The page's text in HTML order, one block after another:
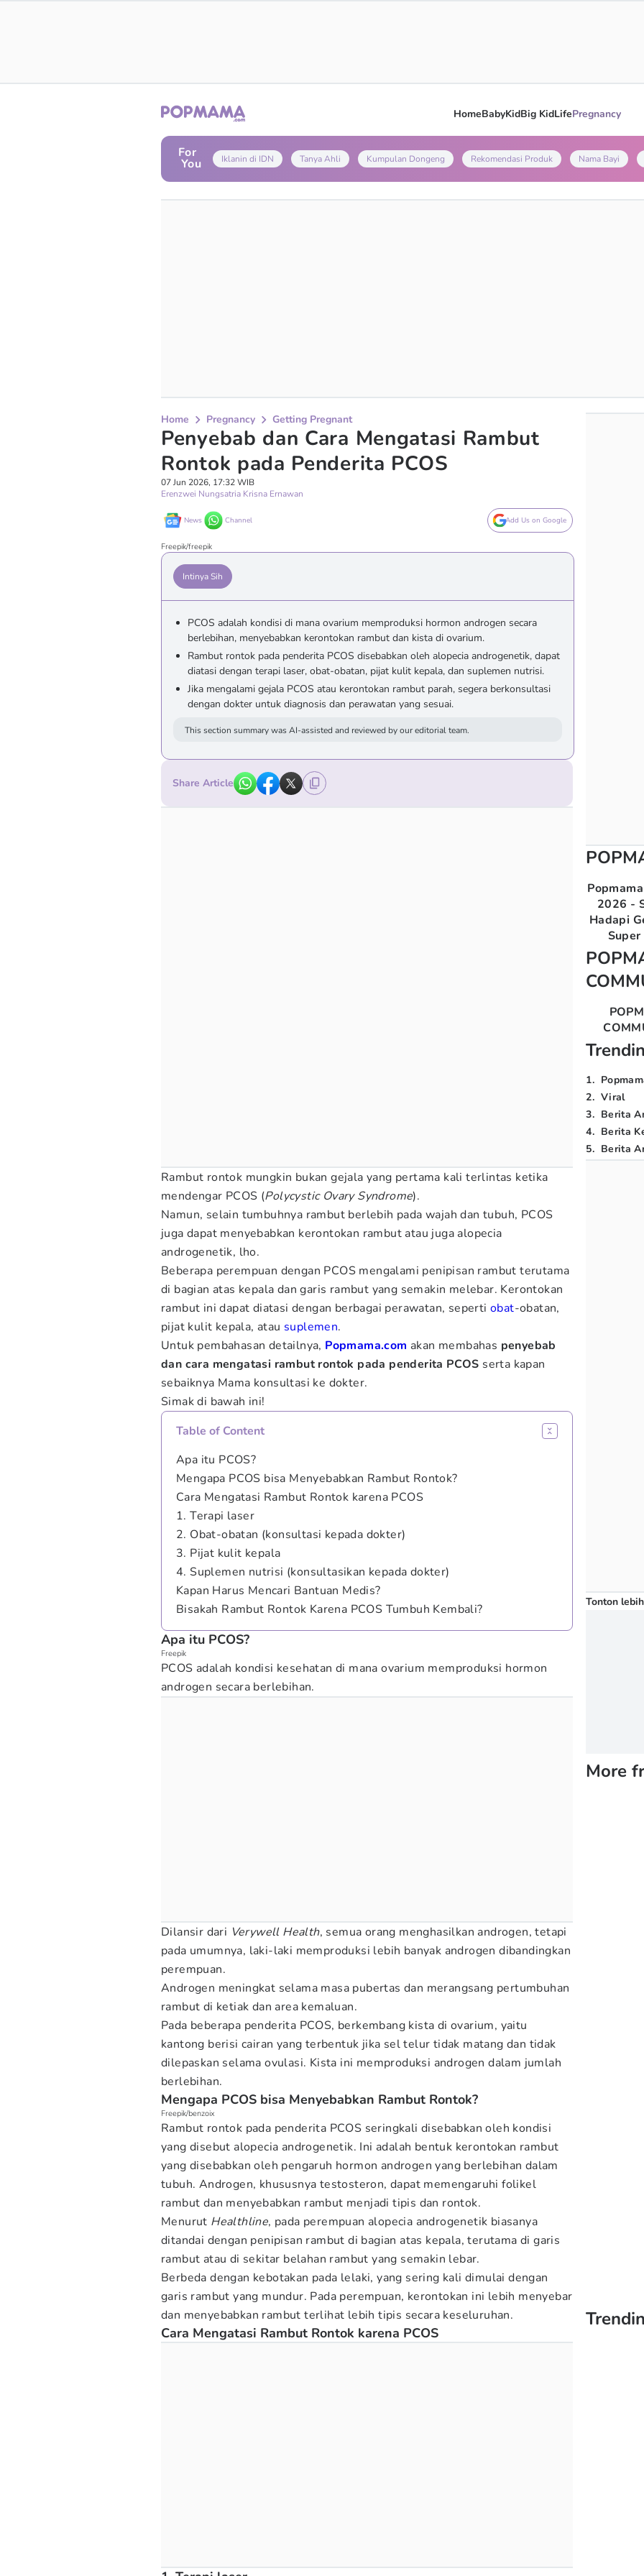
HomeBabyKidBig KidLifePregnancy
For
You Iklanin di IDN Tanya Ahli Kumpulan Dongeng Rekomendasi Produk Nama Bayi
Home Pregnancy Getting Pregnant
Penyebab dan Cara Mengatasi Rambut
Rontok pada Penderita PCOS
07 Jun 2026, 17:32 WIB
Erenzwei Nungsatria Krisna Ernawan
News Channel Add Us on Google
Freepik/freepik
Intinya Sih
PCOS adalah kondisi di mana ovarium memproduksi hormon androgen secara
berlebihan, menyebabkan kerontokan rambut dan kista di ovarium.
Rambut rontok pada penderita PCOS disebabkan oleh alopecia androgenetik, dapat
diatasi dengan terapi laser, obat-obatan, pijat kulit kepala, dan suplemen nutrisi.
Jika mengalami gejala PCOS atau kerontokan rambut parah, segera berkonsultasi
dengan dokter untuk diagnosis dan perawatan yang sesuai.
This section summary was AI-assisted and reviewed by our editorial team.
Share Article
Rambut rontok mungkin bukan gejala yang pertama kali terlintas ketika
mendengar PCOS (Polycystic Ovary Syndrome).
Namun, selain tumbuhnya rambut berlebih pada wajah dan tubuh, PCOS
juga dapat menyebabkan kerontokan rambut atau juga alopecia
androgenetik, lho.
Beberapa perempuan dengan PCOS mengalami penipisan rambut terutama
di bagian atas kepala dan garis rambut yang semakin melebar. Kerontokan
rambut ini dapat diatasi dengan berbagai perawatan, seperti obat-obatan,
pijat kulit kepala, atau suplemen.
Untuk pembahasan detailnya, Popmama.com akan membahas penyebab
dan cara mengatasi rambut rontok pada penderita PCOS serta kapan
sebaiknya Mama konsultasi ke dokter.
Simak di bawah ini!
Table of Content
Apa itu PCOS?
Mengapa PCOS bisa Menyebabkan Rambut Rontok?
Cara Mengatasi Rambut Rontok karena PCOS
1. Terapi laser
2. Obat-obatan (konsultasi kepada dokter)
3. Pijat kulit kepala
4. Suplemen nutrisi (konsultasikan kepada dokter)
Kapan Harus Mencari Bantuan Medis?
Bisakah Rambut Rontok Karena PCOS Tumbuh Kembali?
Apa itu PCOS?
Freepik
PCOS adalah kondisi kesehatan di mana ovarium memproduksi hormon
androgen secara berlebihan.
Dilansir dari Verywell Health, semua orang menghasilkan androgen, tetapi
pada umumnya, laki-laki memproduksi lebih banyak androgen dibandingkan
perempuan.
Androgen meningkat selama masa pubertas dan merangsang pertumbuhan
rambut di ketiak dan area kemaluan.
Pada beberapa penderita PCOS, berkembang kista di ovarium, yaitu
kantong berisi cairan yang terbentuk jika sel telur tidak matang dan tidak
dilepaskan selama ovulasi. Kista ini memproduksi androgen dalam jumlah
berlebihan.
Mengapa PCOS bisa Menyebabkan Rambut Rontok?
Freepik/benzoix
Rambut rontok pada penderita PCOS seringkali disebabkan oleh kondisi
yang disebut alopecia androgenetik. Ini adalah bentuk kerontokan rambut
yang disebabkan oleh pengaruh hormon androgen yang berlebihan dalam
tubuh. Androgen, khususnya testosteron, dapat memengaruhi folikel
rambut dan menyebabkan rambut menjadi tipis dan rontok.
Menurut Healthline, pada perempuan alopecia androgenetik biasanya
ditandai dengan penipisan rambut di bagian atas kepala, terutama di garis
rambut atau di sekitar belahan rambut yang semakin lebar.
Berbeda dengan kebotakan pada lelaki, yang sering kali dimulai dengan
garis rambut yang mundur. Pada perempuan, kerontokan ini lebih menyebar
dan menyebabkan rambut terlihat lebih tipis secara keseluruhan.
Cara Mengatasi Rambut Rontok karena PCOS
2026 -
Hadapi
1.
2. Viral
3. Berita
4. Berita
5. Berita
Tonton
More